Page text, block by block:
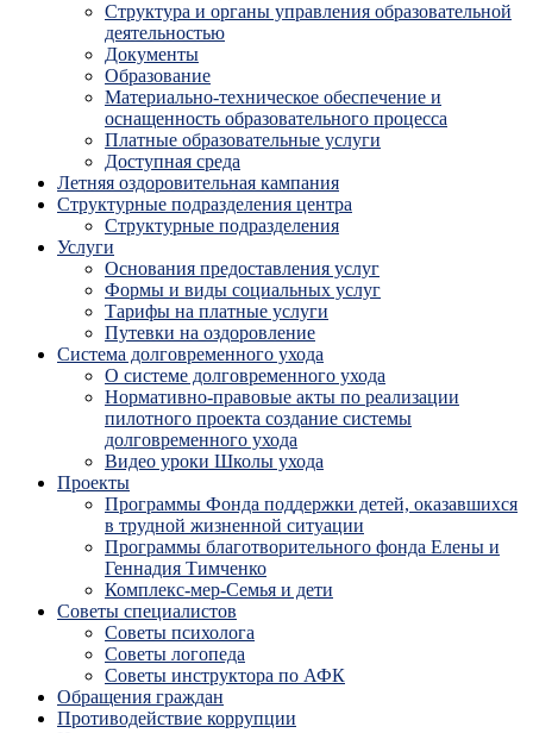
Структура и органы управления образовательной
деятельностью
Документы
Образование
Материально-техническое обеспечение и
оснащенность образовательного процесса
Платные образовательные услуги
Доступная среда
Летняя оздоровительная кампания
Структурные подразделения центра
Структурные подразделения
Услуги
Основания предоставления услуг
Формы и виды социальных услуг
Тарифы на платные услуги
Путевки на оздоровление
Система долговременного ухода
О системе долговременного ухода
Нормативно-правовые акты по реализации
пилотного проекта создание системы
долговременного ухода
Видео уроки Школы ухода
Проекты
Программы Фонда поддержки детей, оказавшихся
в трудной жизненной ситуации
Программы благотворительного фонда Елены и
Геннадия Тимченко
Комплекс-мер-Семья и дети
Советы специалистов
Советы психолога
Советы логопеда
Советы инструктора по АФК
Обращения граждан
Противодействие коррупции